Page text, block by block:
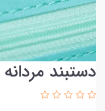
دستبند مردانه